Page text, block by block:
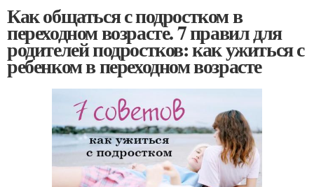
Как общаться с подростком в
переходном возрасте. 7 правил для
родителей подростков: как ужиться с
ребенком в переходном возрасте